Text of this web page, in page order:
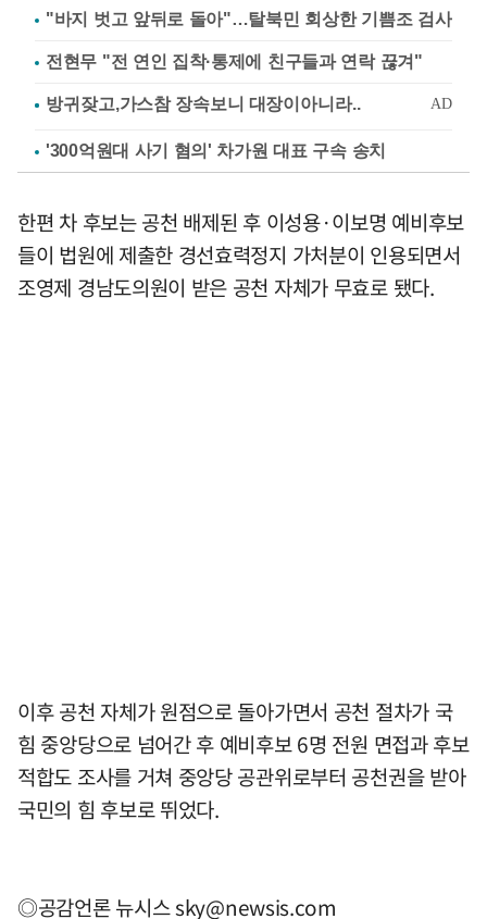
"바지 벗고 앞뒤로 돌아"…탈북민 회상한 기쁨조 검사
전현무 "전 연인 집착·통제에 친구들과 연락 끊겨"
'300억원대 사기 혐의' 차가원 대표 구속 송치
한편 차 후보는 공천 배제된 후 이성용·이보명 예비후보
들이 법원에 제출한 경선효력정지 가처분이 인용되면서
조영제 경남도의원이 받은 공천 자체가 무효로 됐다.
이후 공천 자체가 원점으로 돌아가면서 공천 절차가 국
힘 중앙당으로 넘어간 후 예비후보 6명 전원 면접과 후보
적합도 조사를 거쳐 중앙당 공관위로부터 공천권을 받아
국민의 힘 후보로 뛰었다.
◎공감언론 뉴시스sky@newsis.com